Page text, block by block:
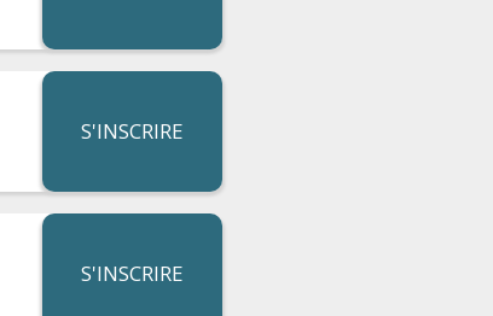
S'INSCRIRE
S'INSCRIRE